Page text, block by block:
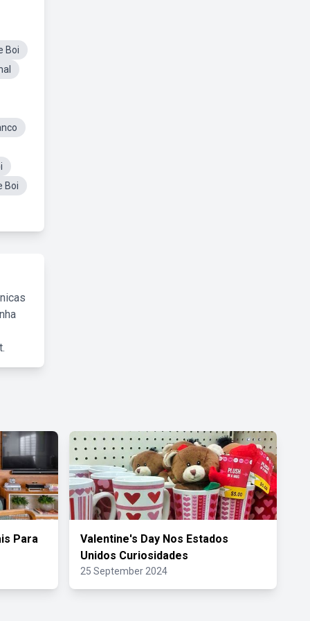
Boi
Boi
Para
Valentine's Day Nos Estados
Unidos Curiosidades
25 September 2024